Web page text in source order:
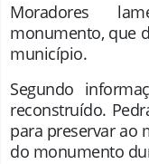
Moradores
monumento, que
município.
Segundo
reconstruído.
para preservar ao
do monumento